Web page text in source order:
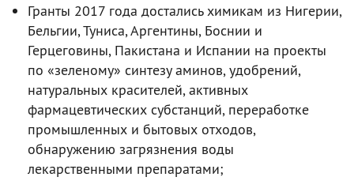
Гранты 2017 года достались химикам из Нигерии,
Бельгии, Туниса, Аргентины, Боснии и
Герцеговины, Пакистана и Испании на проекты
по «зеленому» синтезу аминов, удобрений,
натуральных красителей, активных
фармацевтических субстанций, переработке
промышленных и бытовых отходов,
обнаружению загрязнения воды
лекарственными препаратами;